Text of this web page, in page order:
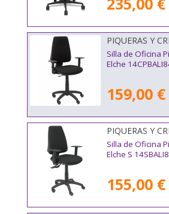
PIQUERAS Y
Silla de Oficina
Elche
159,00 €
PIQUERAS Y
14SBALI840B10
Silla de Oficina
Elche S
155,00 €